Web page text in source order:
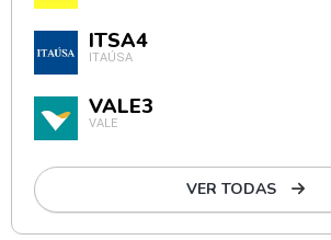
ITSA4
ITAÚSA
VALE3
VALE
VER TODAS